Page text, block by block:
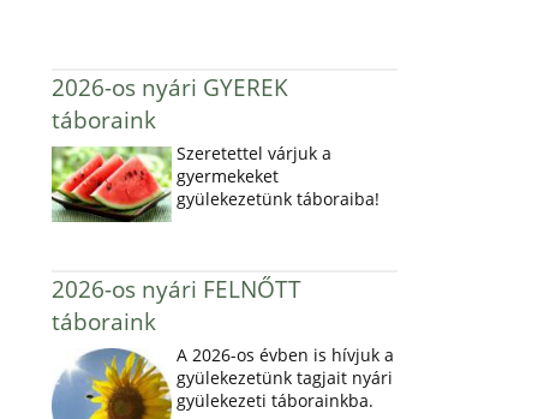
2026-os nyári GYEREK
táboraink
Szeretettel várjuk a
gyermekeket
gyülekezetünk táboraiba!
2026-os nyári FELNŐTT
táboraink
A 2026-os évben is hívjuk a
gyülekezetünk tagjait nyári
gyülekezeti táborainkba.